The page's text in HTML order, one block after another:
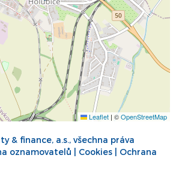
Leaflet | ©OpenStreetMap
& finance, a.s., všechna práva
oznamovatelů Cookies
Ochrana